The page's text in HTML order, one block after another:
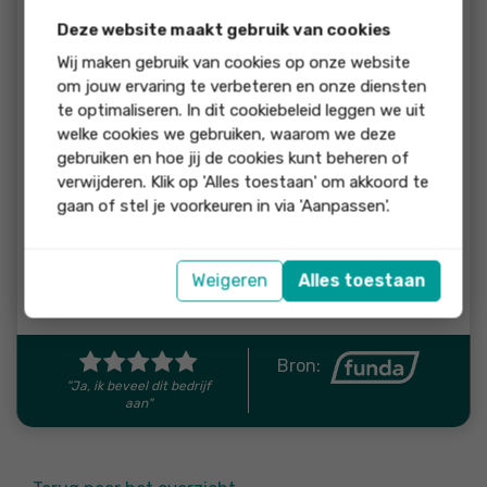
We really enjoyed working with Lighthouse. I had worked
with them before to help us find a rental property, and felt
very comfortable to contact them again on buying a home.
Both Alison and Renee are very knowledgeable (especially in
the Haarlem market) and worked very quickly to help us find
our home. They had made this process easy for us.
reactie
enjoyed helping you finding your dream home!
Reactie van Lighthouse Property Services
"Ja, ik beveel dit bedrijf
aan"
Bron:
Deze website maakt gebruik van cookies
Wij maken gebruik van cookies op onze website
om jouw ervaring te verbeteren en onze diensten
te optimaliseren. In dit cookiebeleid leggen we uit
welke cookies we gebruiken, waarom we deze
gebruiken en hoe jij de cookies kunt beheren of
verwijderen. Klik op 'Alles toestaan' om akkoord te
gaan of stel je voorkeuren in via 'Aanpassen'.
Weigeren Alles toestaan